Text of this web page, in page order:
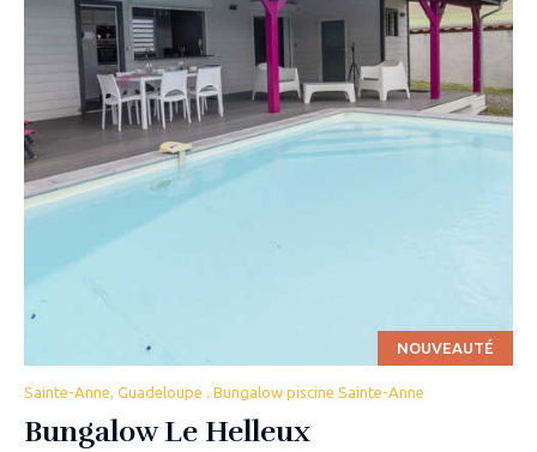
NOUVEAUTÉ
Sainte-Anne, Guadeloupe . Bungalow piscine Sainte-Anne
Bungalow Le Helleux